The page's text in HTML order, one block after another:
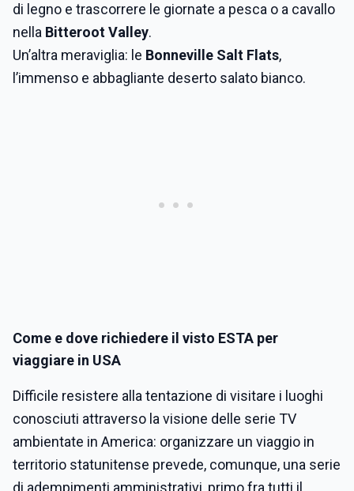
di legno e trascorrere le giornate a pesca o a cavallo
nella Bitteroot Valley.
Un’altra meraviglia: le Bonneville Salt Flats,
l’immenso e abbagliante deserto salato bianco.
Come e dove richiedere il visto ESTA per
viaggiare in USA
Difficile resistere alla tentazione di visitare i luoghi
conosciuti attraverso la visione delle serie TV
ambientate in America: organizzare un viaggio in
territorio statunitense prevede, comunque, una serie
di adempimenti amministrativi, primo fra tutti il